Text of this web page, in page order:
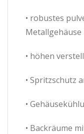
• robustes
Metallgehäuse
• höhen
• Spritzschutz
•
• Backräume